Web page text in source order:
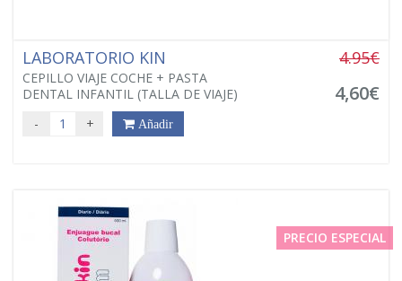
LABORATORIO KIN
CEPILLO VIAJE COCHE + PASTA
DENTAL INFANTIL (TALLA DE VIAJE)
4.95€
4,60€
- + Añadir
PRECIO ESPECIAL